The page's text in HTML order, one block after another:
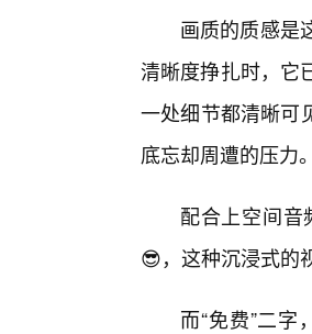
画质的质感是
清晰度挣扎时，它
一处细节都清晰可
底忘却周遭的压力。
配合上空间
😎，这种沉浸式的
而“免费”二